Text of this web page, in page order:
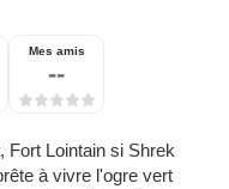
Mes amis
--
Fort Lointain si Shrek
à vivre l'ogre vert